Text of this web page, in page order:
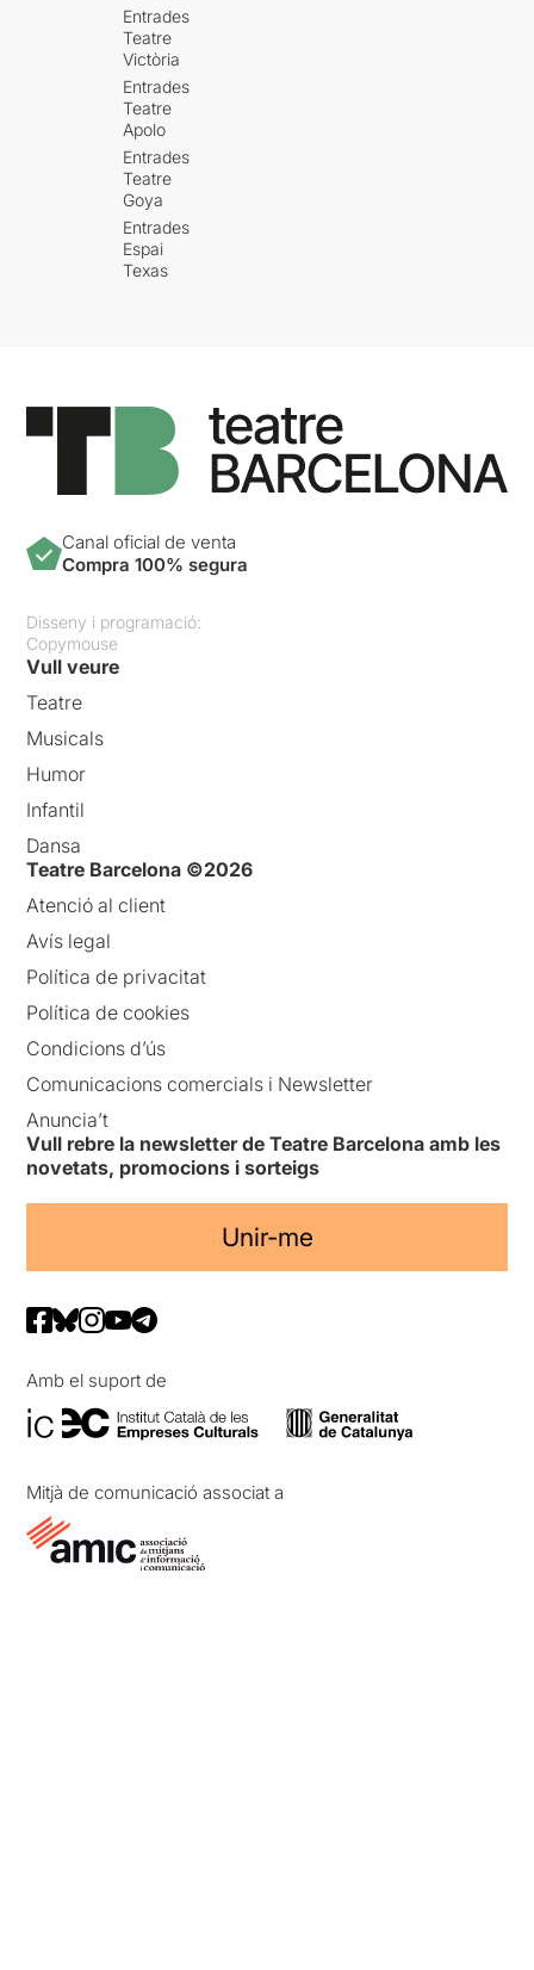
Entrades
Teatre
Victòria
Entrades
Teatre
Apolo
Entrades
Teatre
Goya
Entrades
Espai
Texas
Canal oficial de venta
Compra 100% segura
Disseny i programació:
Copymouse
Vull veure
Teatre
Musicals
Humor
Infantil
Dansa
Teatre Barcelona ©2026
Atenció al client
Avís legal
Política de privacitat
Política de cookies
Condicions d’ús
Comunicacions comercials i Newsletter
Anuncia’t
Vull rebre la newsletter de Teatre Barcelona amb les
novetats, promocions i sorteigs
Unir-me
Amb el suport de
Mitjà de comunicació associat a